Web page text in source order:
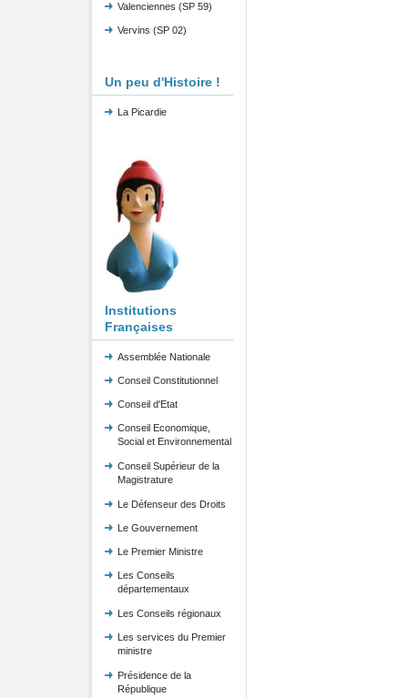
Valenciennes (SP 59)
Vervins (SP 02)
Un peu d'Histoire !
La Picardie
Institutions
Françaises
Assemblée Nationale
Conseil Constitutionnel
Conseil d'Etat
Conseil Economique,
Social et Environnemental
Conseil Supérieur de la
Magistrature
Le Défenseur des Droits
Le Gouvernement
Le Premier Ministre
Les Conseils
départementaux
Les Conseils régionaux
Les services du Premier
ministre
Présidence de la
République